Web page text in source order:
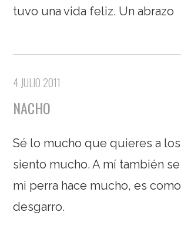
tuvo una vida feliz. Un abrazo
4 JULIO 2011
NACHO
Sé lo mucho que quieres a
siento mucho. A mí también
mi perra hace mucho, es
desgarro.